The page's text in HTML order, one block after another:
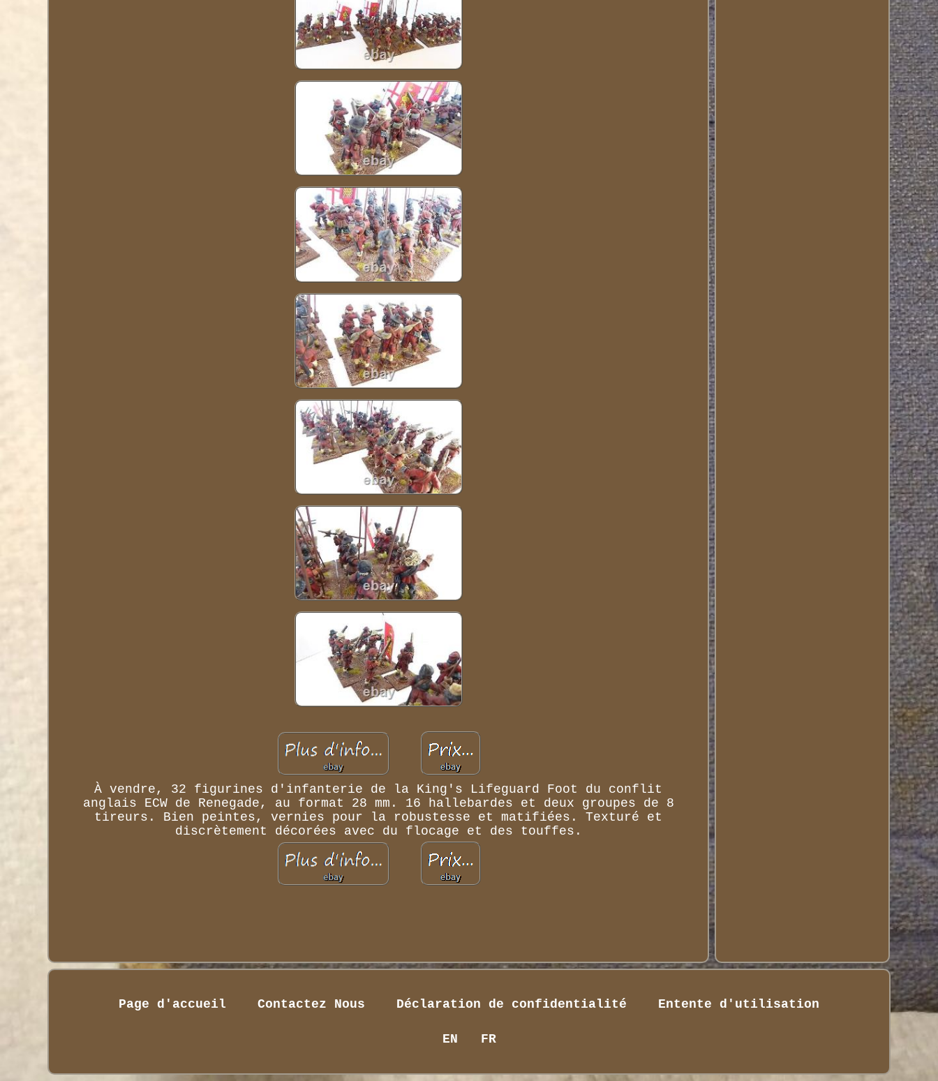
À vendre, 32 figurines d'infanterie de la King's Lifeguard Foot du conflit
anglais ECW de Renegade, au format 28 mm. 16 hallebardes et deux groupes de 8
tireurs. Bien peintes, vernies pour la robustesse et matifiées. Texturé et
discrètement décorées avec du flocage et des touffes.
Page d'accueil Contactez Nous Déclaration de confidentialité Entente d'utilisation
EN FR